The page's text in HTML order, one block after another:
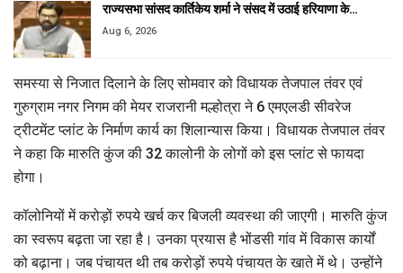
राज्यसभा सांसद कार्तिकेय शर्मा ने संसद में उठाई हरियाणा के…
Aug 6, 2026
समस्या से निजात दिलाने के लिए सोमवार को विधायक तेजपाल तंवर एवं
गुरुग्राम नगर निगम की मेयर राजरानी मल्होत्रा ने 6 एमएलडी सीवरेज
ट्रीटमेंट प्लांट के निर्माण कार्य का शिलान्यास किया। विधायक तेजपाल तंवर
ने कहा कि मारुति कुंज की 32 कालोनी के लोगों को इस प्लांट से फायदा
होगा।
कॉलोनियों में करोड़ों रुपये खर्च कर बिजली व्यवस्था की जाएगी। मारुति कुंज
का स्वरूप बढ़ता जा रहा है। उनका प्रयास है भोंडसी गांव में विकास कार्यों
को बढ़ाना। जब पंचायत थी तब करोड़ों रुपये पंचायत के खाते में थे। उन्होंने